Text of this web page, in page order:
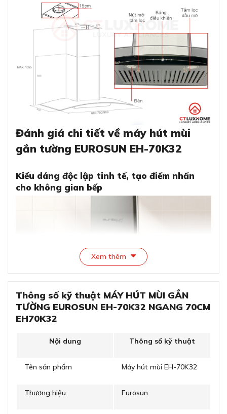
Đánh giá chi tiết về máy hút mùi
gắn tường EUROSUN EH-70K32
Kiểu dáng độc lập tinh tế, tạo điểm nhấn
cho không gian bếp
thiết cho căn bếp của gia đình bạn, không những giúp
lành và tăng thêm tính thẩm mỹ cho không gian nấu
Xem thêm
Thông số kỹ thuật MÁY HÚT MÙI GẮN
TƯỜNG EUROSUN EH-70K32 NGANG 70CM
EH70K32
Nội dung Thông số kỹ thuật
Tên sản phẩm Máy hút mùi EH-70K32
Thương hiệu Eurosun